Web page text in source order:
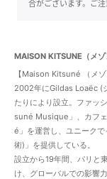
合がございます。ご注
MAISON KITSUNE（メゾ
【Maison Kitsuné （メゾ
2002年にGildas Loaëc (
たりにより設立。ファッ
suné Musique」、カフ
é」を運営し、ユニーク
術)」を提供している。
設立から19年間、パリと
け、グローバルでの影響